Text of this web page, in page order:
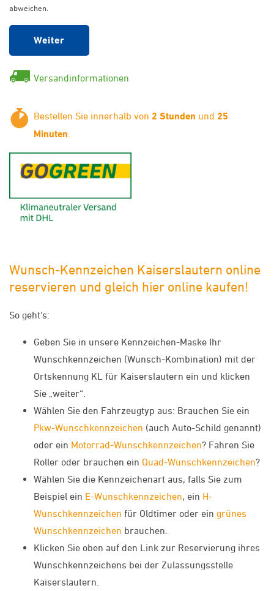
abweichen.
Weiter
Versandinformationen
Bestellen Sie innerhalb von 2 Stunden und 25
Minuten
Wunsch-Kennzeichen Kaiserslautern online
reservieren und gleich hier online kaufen!
So geht's:
Geben Sie in unsere Kennzeichen-Maske Ihr
Wunschkennzeichen (Wunsch-Kombination) mit der
Ortskennung KL für Kaiserslautern ein und klicken
Sie „weiter“.
Wählen Sie den Fahrzeugtyp aus: Brauchen Sie ein
Pkw-Wunschkennzeichen (auch Auto-Schild genannt)
oder ein Motorrad-Wunschkennzeichen? Fahren Sie
Roller oder brauchen ein Quad-Wunschkennzeichen?
Wählen Sie die Kennzeichenart aus, falls Sie zum
Beispiel ein E-Wunschkennzeichen, ein H-
Wunschkennzeichen für Oldtimer oder ein grünes
Wunschkennzeichen brauchen.
Klicken Sie oben auf den Link zur Reservierung ihres
Wunschkennzeichens bei der Zulassungsstelle
Kaiserslautern.